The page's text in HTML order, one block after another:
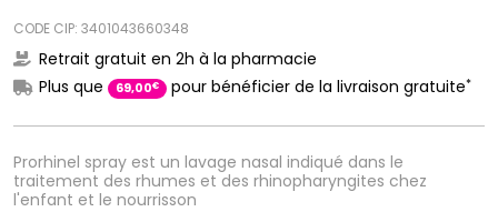
Prorhinel spray est un lavage nasal indiqué dans le
traitement des rhumes et des rhinopharyngites chez
l'enfant et le nourrisson
CODE CIP: 3401043660348
Retrait gratuit en 2h à la pharmacie
Plus que
69,00€ pour bénéficier de la livraison gratuite*